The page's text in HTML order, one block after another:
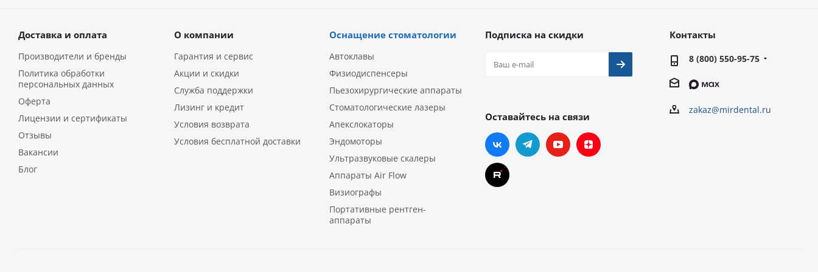
Доставка и оплата
Производители и бренды
Политика обработки
персональных данных
Оферта
Лицензии и сертификаты
Отзывы
Вакансии
Блог
О компании
Гарантия и сервис
Акции и скидки
Служба поддержки
Лизинг и кредит
Условия возврата
Условия бесплатной доставки
Оснащение стоматологии
Автоклавы
Физиодиспенсеры
Пьезохирургические аппараты
Стоматологические лазеры
Апекслокаторы
Эндомоторы
Ультразвуковые скалеры
Аппараты Air Flow
Визиографы
Портативные рентген-
аппараты
Подписка на скидки
Оставайтесь на связи
Контакты
8 (800) 550-95-75
zakaz@mirdental.ru